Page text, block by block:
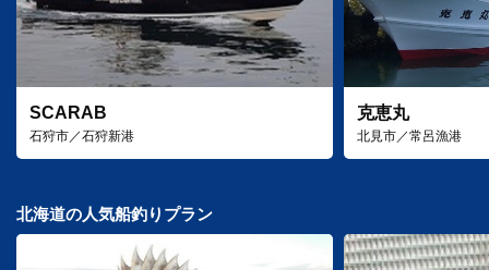
SCARAB
石狩市／石狩新港
克恵丸
北見市／常呂漁港
北海道の人気船釣りプラン